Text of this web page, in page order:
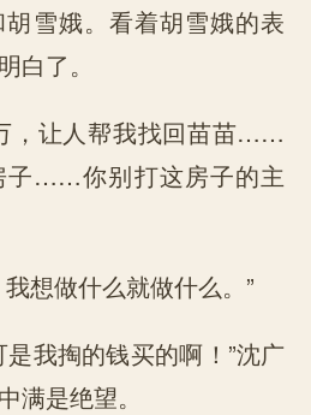
雪娥。看着胡雪娥的表
白了。
，让人帮我找回苗苗……
子……你别打这房子的主
想做什么就做什么。”
我掏的钱买的啊！”沈广
满是绝望。